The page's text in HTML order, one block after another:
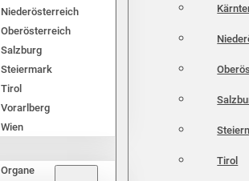
Niederösterreich
Oberösterreich
Salzburg
Steiermark
Tirol
Vorarlberg
Wien
Organe
Tirol